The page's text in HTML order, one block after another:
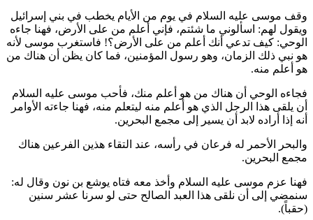
وقف موسى عليه السلام في يوم من الأيام يخطب في بني إسرائيل
ويقول لهم: اسألوني ما شئتم، فإني أعلم من على الأرض، فهنا جاءه
الوحي: كيف تدعي أنك أعلم من على الأرض؟! فاستغرب موسى لأنه
هو نبي ذلك الزمان، وهو رسول المؤمنين، فما كان يظن أن هناك من
هو أعلم منه.
فجاءه الوحي أن هناك من هو أعلم منك، فأحب موسى عليه السلام
أن يلقى هذا الرجل الذي هو أعلم منه ليتعلم منه، فهنا جاءته الأوامر
أنه إذا أراده لابد أن يسير إلى مجمع البحرين.
والبحر الأحمر له فرعان في رأسه، عند التقاء هذين الفرعين هناك
مجمع البحرين.
فهنا عزم موسى عليه السلام وأخذ معه فتاه يوشع بن نون وقال له:
سنمضي إلى أن نلقى هذا العبد الصالح حتى لو سرنا عشر سنين
(حقباً).